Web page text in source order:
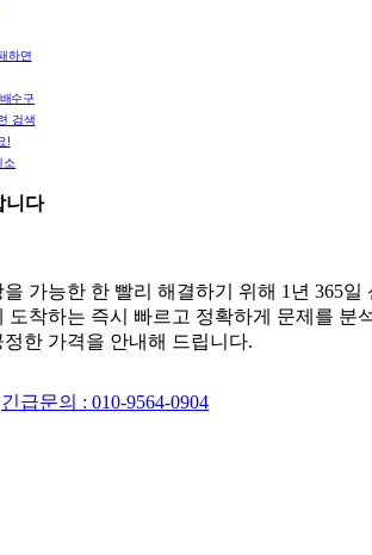
하면
수구
검색
!
소
니다
가능한 한 빨리 해결하기 위해 1년 365일
도착하는 즉시 빠르고 정확하게 문제를 분
한 가격을 안내해 드립니다.
긴급문의 : 010-9564-0904